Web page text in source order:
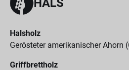
HALS
Halsholz
Gerösteter amerikanischer Ahorn
Griffbrettholz